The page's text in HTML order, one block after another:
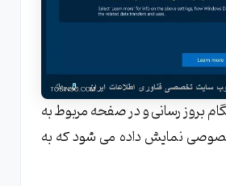
بروز رسانی و در صفحه مربوط به
نمایش داده می شود که به